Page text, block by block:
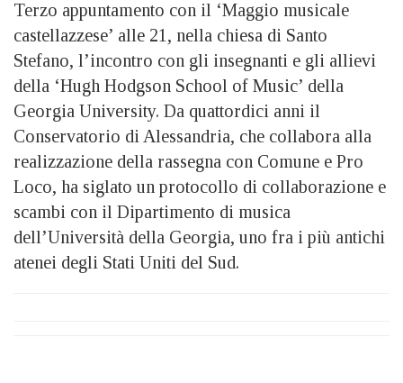
Terzo appuntamento con il ‘Maggio musicale
castellazzese’ alle 21, nella chiesa di Santo
Stefano, l’incontro con gli insegnanti e gli allievi
della ‘Hugh Hodgson School of Music’ della
Georgia University. Da quattordici anni il
Conservatorio di Alessandria, che collabora alla
realizzazione della rassegna con Comune e Pro
Loco, ha siglato un protocollo di collaborazione e
scambi con il Dipartimento di musica
dell’Università della Georgia, uno fra i più antichi
atenei degli Stati Uniti del Sud.